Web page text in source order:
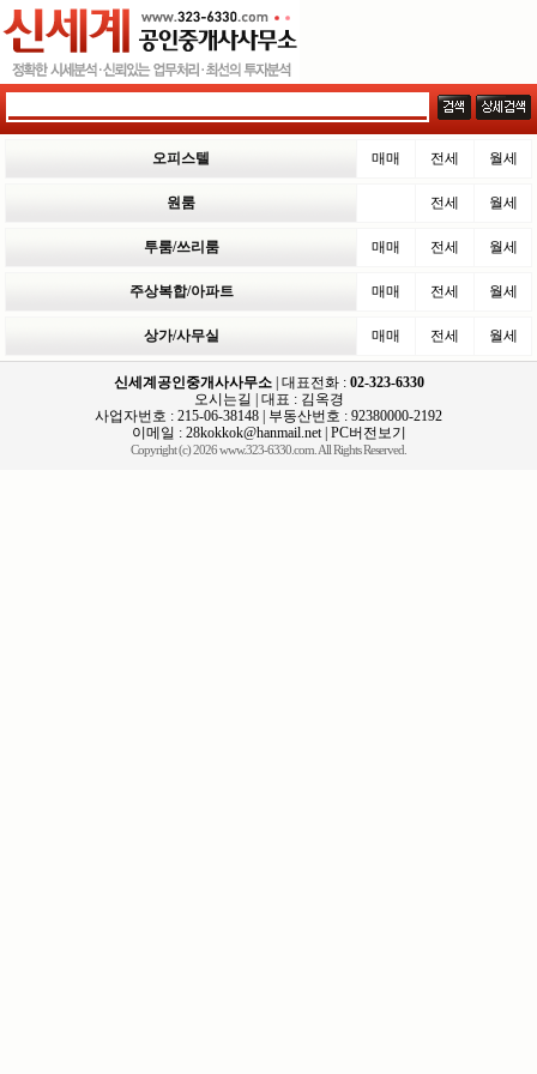
오피스텔 매매 전세 월세
원룸 전세 월세
투룸/쓰리룸 매매 전세 월세
주상복합/아파트 매매 전세 월세
상가/사무실 매매 전세 월세
신세계공인중개사사무소| 대표전화 : 02-323-6330
오시는길
| 대표 : 김옥경
사업자번호 : 215-06-38148 | 부동산번호 : 92380000-2192
이메일 : 28kokkok@hanmail.net| PC버전보기
Copyright (c) 2026 www.323-6330.com. All Rights Reserved.